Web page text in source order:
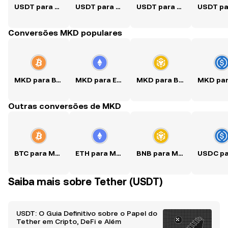
USDT para USD USDT para PKR USDT para PHP
Conversões MKD populares
MKD para BTC MKD para ETH MKD para BNB
Outras conversões de MKD
BTC para MKD ETH para MKD BNB para MKD
Saiba mais sobre Tether (USDT)
USDT: O Guia Definitivo sobre o Papel do
Tether em Cripto, DeFi e Além